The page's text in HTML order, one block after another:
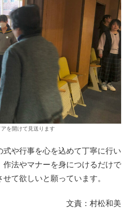
を開けて見送ります
や行事を心を込めて丁寧に行い
作法やマナーを身につけるだけで
て欲しいと願っています。
文責：村松和美